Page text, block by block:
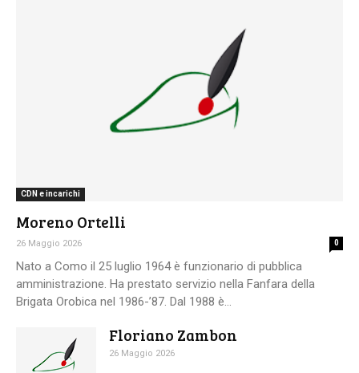
CDN e incarichi
Moreno Ortelli
26 Maggio 2026 0
Nato a Como il 25 luglio 1964 è funzionario di pubblica
amministrazione. Ha prestato servizio nella Fanfara della
Brigata Orobica nel 1986-’87. Dal 1988 è...
Floriano Zambon
26 Maggio 2026